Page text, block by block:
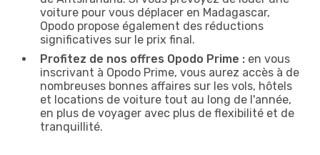
voiture pour vous déplacer en Madagascar,
Opodo propose également des réductions
significatives sur le prix final.
Profitez de nos offres Opodo Prime : en vous
inscrivant à Opodo Prime, vous aurez accès à de
nombreuses bonnes affaires sur les vols, hôtels
et locations de voiture tout au long de l'année,
en plus de voyager avec plus de flexibilité et de
tranquillité.